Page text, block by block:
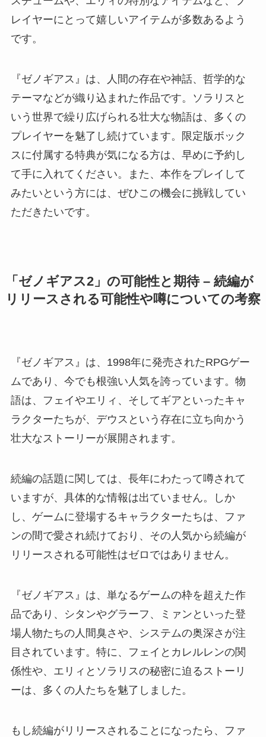
レイヤーにとって嬉しいアイテムが多数あるよう
です。
『ゼノギアス』は、人間の存在や神話、哲学的な
テーマなどが織り込まれた作品です。ソラリスと
いう世界で繰り広げられる壮大な物語は、多くの
プレイヤーを魅了し続けています。限定版ボック
スに付属する特典が気になる方は、早めに予約し
て手に入れてください。また、本作をプレイして
みたいという方には、ぜひこの機会に挑戦してい
ただきたいです。
「ゼノギアス2」の可能性と期待 – 続編が
リリースされる可能性や噂についての考察
『ゼノギアス』は、1998年に発売されたRPGゲー
ムであり、今でも根強い人気を誇っています。物
語は、フェイやエリィ、そしてギアといったキャ
ラクターたちが、デウスという存在に立ち向かう
壮大なストーリーが展開されます。
続編の話題に関しては、長年にわたって噂されて
いますが、具体的な情報は出ていません。しか
し、ゲームに登場するキャラクターたちは、ファ
ンの間で愛され続けており、その人気から続編が
リリースされる可能性はゼロではありません。
『ゼノギアス』は、単なるゲームの枠を超えた作
品であり、シタンやグラーフ、ミァンといった登
場人物たちの人間臭さや、システムの奥深さが注
目されています。特に、フェイとカレルレンの関
係性や、エリィとソラリスの秘密に迫るストーリ
ーは、多くの人たちを魅了しました。
もし続編がリリースされることになったら、ファ